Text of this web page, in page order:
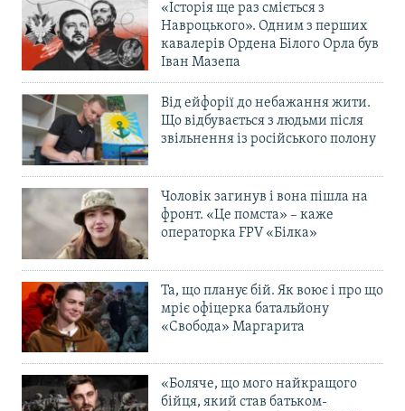
«Історія ще раз сміється з
Навроцького». Одним з перших
кавалерів Ордена Білого Орла був
Іван Мазепа
Від ейфорії до небажання жити.
Що відбувається з людьми після
звільнення із російського полону
Чоловік загинув і вона пішла на
фронт. «Це помста» – каже
операторка FPV «Білка»
Та, що планує бій. Як воює і про що
мріє офіцерка батальйону
«Свобода» Маргарита
«Боляче, що мого найкращого
бійця, який став батьком-